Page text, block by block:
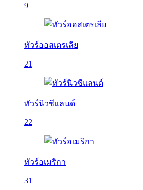
9
ทัวร์ออสเตรเลีย
21
ทัวร์นิวซีแลนด์
22
ทัวร์อเมริกา
31